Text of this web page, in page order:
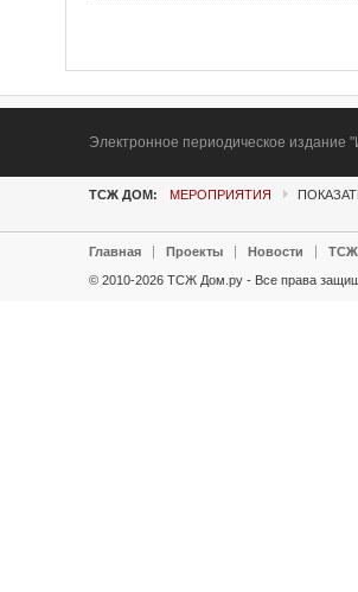
Электронное периодическое
ТСЖ ДОМ: МЕРОПРИЯТИЯ
Главная Проекты Новости ТСЖ
© 2010-2026 ТСЖ Дом.ру - Все права